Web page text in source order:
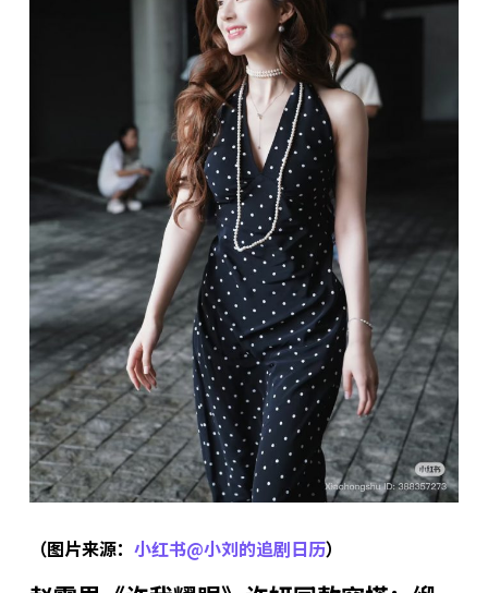
（图片来源： 小红书@小刘的追剧日历）